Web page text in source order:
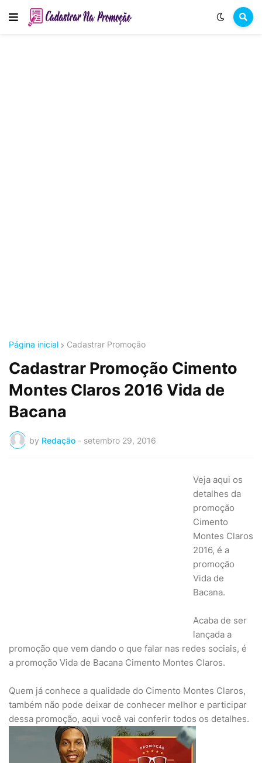
Página inicial Cadastrar Promoção
Cadastrar Promoção Cimento
Montes Claros 2016 Vida de
Bacana
by Redação - setembro 29, 2016
Veja aqui os
detalhes da
promoção
Cimento
Montes Claros
2016, é a
promoção
Vida de
Bacana.
Acaba de ser
lançada a
promoção que vem dando o que falar nas redes sociais, é
a promoção Vida de Bacana Cimento Montes Claros.
Quem já conhece a qualidade do Cimento Montes Claros,
também não pode deixar de conhecer melhor e participar
dessa promoção, aqui você vai conferir todos os detalhes.